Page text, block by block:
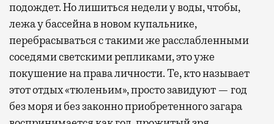
подождет. Но лишиться недели у воды, чтобы,
лежа у бассейна в новом купальнике,
перебрасываться с такими же расслабленными
соседями светскими репликами, это уже
покушение на права личности. Те, кто называет
этот отдых «тюленьим», просто завидуют — год
без моря и без законно приобретенного загара